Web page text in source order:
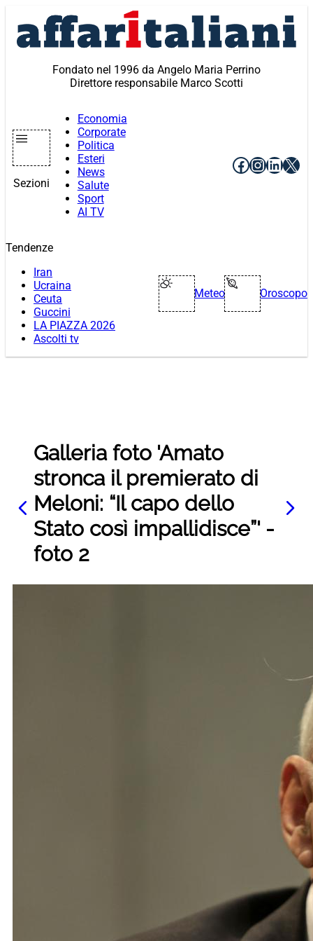
contenuto
Fondato nel 1996 da Angelo Maria Perrino
Direttore responsabile Marco Scotti
Sezioni
Economia
Corporate
Politica
Esteri
News
Salute
Sport
AI TV
Facebook
X
Tendenze
Iran
Ucraina
Ceuta
Guccini
LA PIAZZA 2026
Ascolti tv
Meteo Oroscopo
Galleria foto 'Amato
stronca il premierato di
Meloni: “Il capo dello
Stato così impallidisce”' -
foto 2